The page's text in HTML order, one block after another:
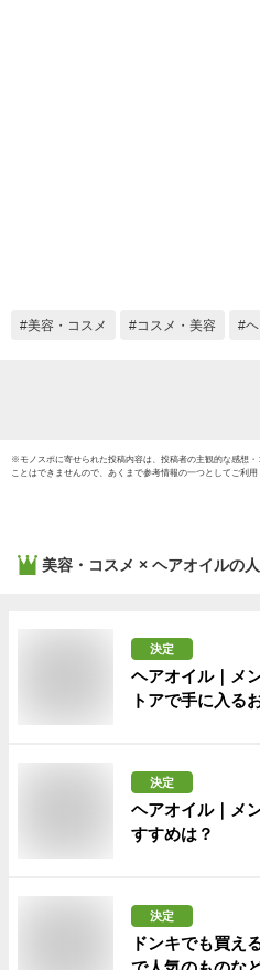
美容・コスメ コスメ・美容
※モノスポに寄せられた投稿内容は、投稿者の主観的な感想
ことはできませんので、あくまで参考情報の一つとしてご利用
美容・コスメ × ヘアオイルの
決定
ヘアオイル｜メ
トアで手に入る
決定
ヘアオイル｜メ
すすめは？
決定
ドンキでも買え